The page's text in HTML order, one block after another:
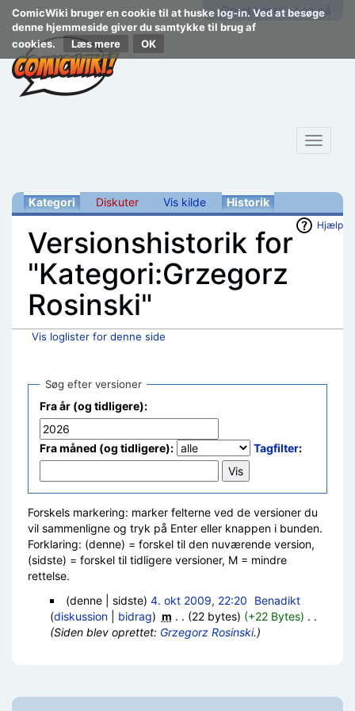
ComicWiki bruger en cookie til at huske log-in. Ved at besøge
denne hjemmeside giver du samtykke til brug af
cookies.
Læs mere
Opret konto Log på
Toggle
Kategori Diskuter Vis kilde Historik
Hjælp
Versionshistorik for
"Kategori:Grzegorz
Rosinski"
Vis loglister for denne side
Søg efter versioner
Fra år (og tidligere):
Fra måned (og tidligere): Tagfilter:
Forskels markering: marker felterne ved de versioner du
vil sammenligne og tryk på Enter eller knappen i bunden.
Forklaring: (denne) = forskel til den nuværende version,
(sidste) = forskel til tidligere versioner, M = mindre
rettelse.
(denne | sidste) 4. okt 2009, 22:20
Benadikt
(diskussion| bidrag) m . . (22 bytes) (+22 Bytes) . .
(Siden blev oprettet: Grzegorz Rosinski.)